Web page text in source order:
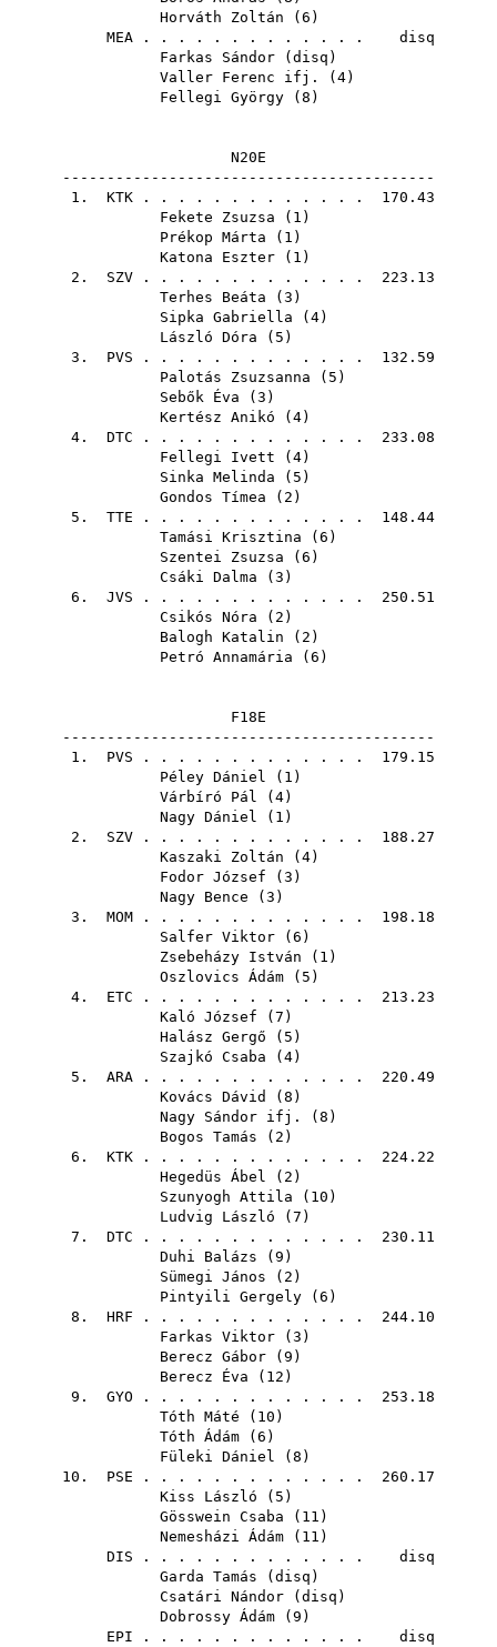
Horváth Zoltán ( 6 )
MEA . . . . . . . . . . . . . disq
Farkas Sándor ( disq )
Valler Ferenc ifj.
( 4)
Fellegi György ( 8 )
N20E
------------------------------------------
1. KTK . . . . . . . . . . . . . 170.43
Fekete Zsuzsa ( 1 )
Prékop Márta ( 1 )
Katona Eszter ( 1 )
2. SZV . . . . . . . . . . . . . 223.13
Terhes Beáta ( 3 )
Sipka Gabriella ( 4)
László Dóra ( 5 )
3. PVS . . . . . . . . . . . . . 132.59
Palotás Zsuzsanna ( 5 )
Sebők Éva ( 3 )
Kertész Anikó ( 4)
4. DTC . . . . . . . . . . . . . 233.08
Fellegi Ivett ( 4)
Sinka Melinda ( 5 )
Gondos Tímea ( 2 )
5. TTE . . . . . . . . . . . . . 148.44
Tamási Krisztina ( 6 )
Szentei Zsuzsa ( 6 )
Csáki Dalma ( 3 )
6. JVS . . . . . . . . . . . . . 250.51
Csikós Nóra ( 2 )
Balogh Katalin ( 2 )
Petró Annamária ( 6 )
F18E
------------------------------------------
1. PVS . . . . . . . . . . . . . 179.15
Péley Dániel ( 1 )
Várbíró Pál ( 4)
Nagy Dániel ( 1 )
2. SZV . . . . . . . . . . . . . 188.27
Kaszaki Zoltán ( 4)
Fodor József ( 3 )
Nagy Bence ( 3 )
3. MOM . . . . . . . . . . . . . 198.18
Salfer Viktor ( 6 )
Zsebeházy István ( 1 )
Oszlovics Ádám ( 5 )
4. ETC . . . . . . . . . . . . . 213.23
Kaló József ( 7 )
Halász Gergő ( 5 )
Szajkó Csaba ( 4)
5. ARA . . . . . . . . . . . . . 220.49
Kovács Dávid
( 8 )
Nagy Sándor ifj.
( 8 )
Bogos Tamás ( 2 )
6. KTK . . . . . . . . . . . . . 224.22
Hegedüs Ábel ( 2 )
Szunyogh Attila ( 10 )
Ludvig László ( 7 )
7. DTC . . . . . . . . . . . . . 230.11
Duhi Balázs ( 9 )
Sümegi János ( 2 )
Pintyili Gergely ( 6 )
8. HRF . . . . . . . . . . . . . 244.10
Farkas Viktor ( 3 )
Berecz Gábor ( 9 )
Berecz Éva ( 12 )
9. GYO . . . . . . . . . . . . . 253.18
Tóth Máté ( 10 )
Tóth Ádám ( 6 )
Füleki Dániel ( 8 )
10. PSE . . . . . . . . . . . . . 260.17
Kiss László ( 5 )
Gösswein Csaba ( 11 )
Nemesházi Ádám ( 11 )
DIS . . . . . . . . . . . . . disq
Garda Tamás ( disq )
Csatári Nándor ( disq )
Dobrossy Ádám ( 9 )
EPI . . . . . . . . . . . . . disq